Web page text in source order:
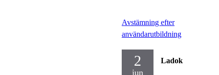
Avstämning efter
användarutbildning
2
jun
Ladok